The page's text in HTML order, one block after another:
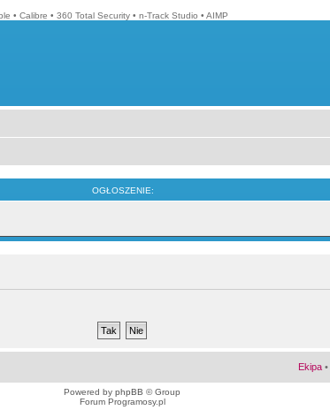
• Calibre • 360 Total Security • n-Track Studio • AIMP
OGŁOSZENIE:
Ekipa •
Powered by phpBB © Group
Forum Programosy.pl